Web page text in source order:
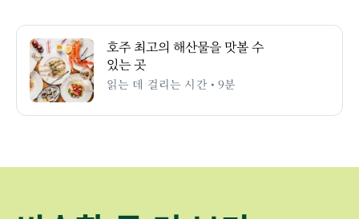
호주 최고의 해산물을 맛볼 수
있는 곳
읽는 데 걸리는 시간 • 9분